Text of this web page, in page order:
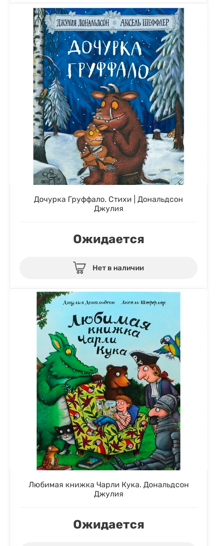
Дочурка Груффало. Стихи | Дональдсон
Джулия
Ожидается
Нет в наличии
Любимая книжка Чарли Кука. Дональдсон
Джулия
Ожидается